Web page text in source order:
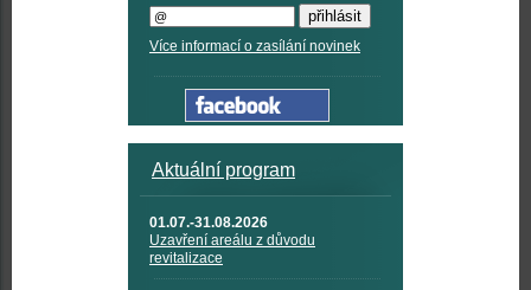
Více informací o zasílání novinek
Aktuální program
01.07.-31.08.2026
Uzavření areálu z důvodu
revitalizace